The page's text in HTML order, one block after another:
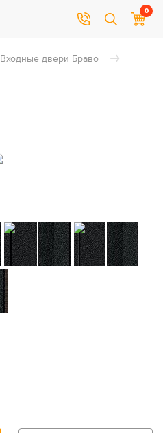
0
Входные двери Браво